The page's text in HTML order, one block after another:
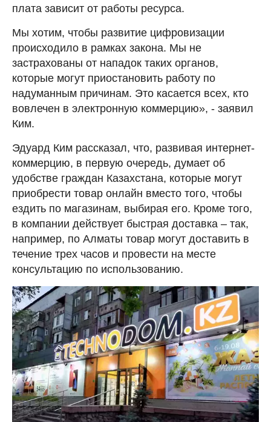
плата зависит от работы ресурса.
Мы хотим, чтобы развитие цифровизации
происходило в рамках закона. Мы не
застрахованы от нападок таких органов,
которые могут приостановить работу по
надуманным причинам. Это касается всех, кто
вовлечен в электронную коммерцию», - заявил
Ким.
Эдуард Ким рассказал, что, развивая интернет-
коммерцию, в первую очередь, думает об
удобстве граждан Казахстана, которые могут
приобрести товар онлайн вместо того, чтобы
ездить по магазинам, выбирая его. Кроме того,
в компании действует быстрая доставка – так,
например, по Алматы товар могут доставить в
течение трех часов и провести на месте
консультацию по использованию.